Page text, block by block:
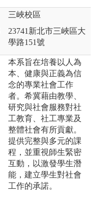
三峽校區
23741新北市三峽區大
學路151號
本系旨在培養以人為
本、健康與正義為信
念的專業社會工作
者。希冀藉由教學、
研究與社會服務對社
工教育、社工專業及
整體社會有所貢獻。
提供完整與多元的課
程，並重視師生緊密
互動，以激發學生潛
能，建立學生對社會
工作的承諾。